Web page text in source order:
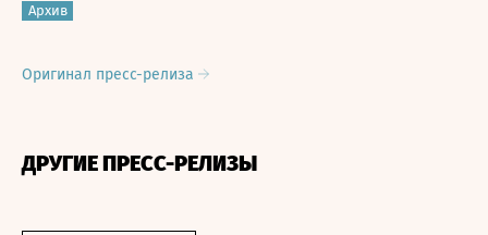
Архив
Оригинал пресс-релиза
ДРУГИЕ ПРЕСС-РЕЛИЗЫ